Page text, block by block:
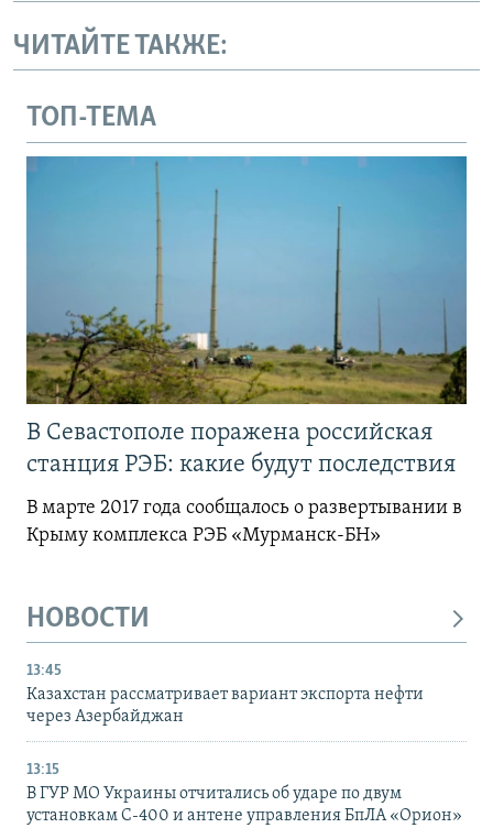
ЧИТАЙТЕ ТАКЖЕ:
ТОП-ТЕМА
В Севастополе поражена российская
станция РЭБ: какие будут последствия
В марте 2017 года сообщалось о развертывании в
Крыму комплекса РЭБ «Мурманск-БН»
НОВОСТИ
13:45
Казахстан рассматривает вариант экспорта нефти
через Азербайджан
13:15
В ГУР МО Украины отчитались об ударе по двум
установкам С-400 и антене управления БпЛА «Орион»